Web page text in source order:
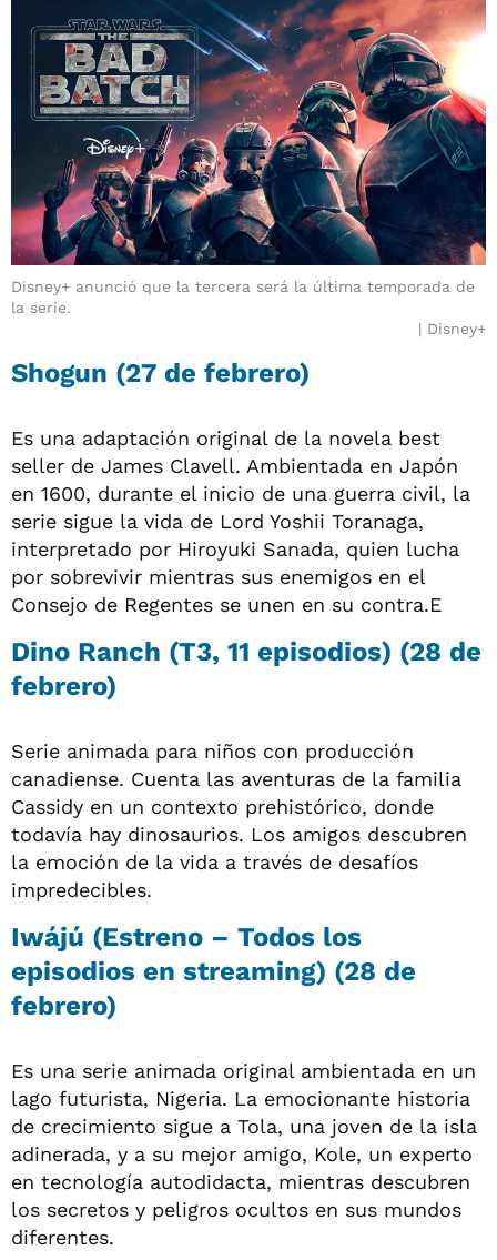
Disney+ anunció que la tercera será la última temporada de
la serie.
Disney+
Shogun (27 de febrero)
Es una adaptación original de la novela best
seller de James Clavell. Ambientada en Japón
en 1600, durante el inicio de una guerra civil, la
serie sigue la vida de Lord Yoshii Toranaga,
interpretado por Hiroyuki Sanada, quien lucha
por sobrevivir mientras sus enemigos en el
Consejo de Regentes se unen en su contra.E
Dino Ranch (T3, 11 episodios) (28 de
febrero)
Serie animada para niños con producción
canadiense. Cuenta las aventuras de la familia
Cassidy en un contexto prehistórico, donde
todavía hay dinosaurios. Los amigos descubren
la emoción de la vida a través de desafíos
impredecibles.
Iwájú (Estreno – Todos los
episodios en streaming) (28 de
febrero)
Es una serie animada original ambientada en un
lago futurista, Nigeria. La emocionante historia
de crecimiento sigue a Tola, una joven de la isla
adinerada, y a su mejor amigo, Kole, un experto
en tecnología autodidacta, mientras descubren
los secretos y peligros ocultos en sus mundos
diferentes.